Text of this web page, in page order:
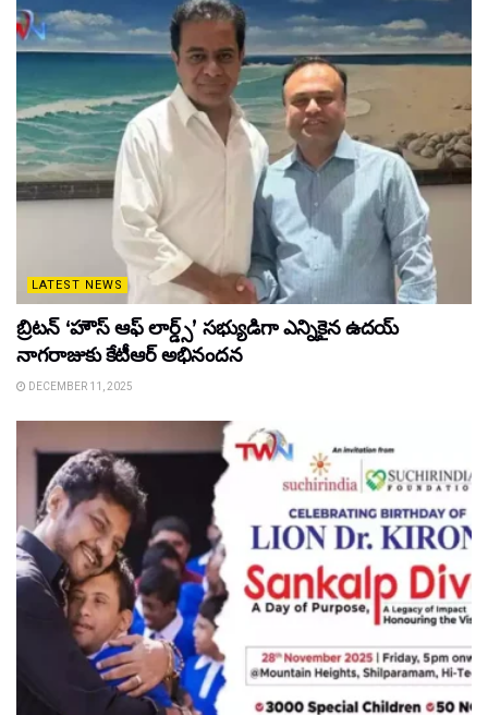
LATEST NEWS
బ్రిటన్ ‘హౌస్ ఆఫ్ లార్డ్స్’ సభ్యుడిగా ఎన్నికైన ఉదయ్
నాగరాజుకు కేటీఆర్ అభినందన
DECEMBER 11, 2025